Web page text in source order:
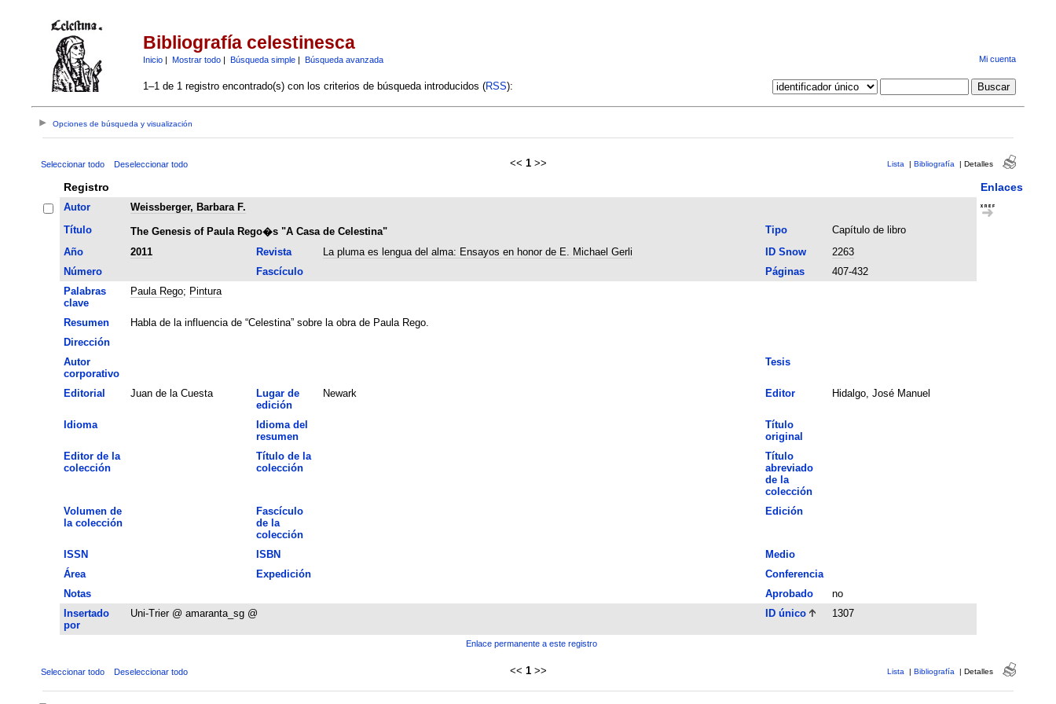
Bibliografía celestinesca
Inicio| Mostrar todo| Búsqueda simple| Búsqueda avanzada Mi cuenta
1–1 de 1 registro encontrado(s) con los criterios de búsqueda introducidos (RSS):
Opciones de búsqueda y visualización
Seleccionar todo Deseleccionar todo << 1 >> Lista | Bibliografía | Detalles
Registro Enlaces
Autor
Weissberger, Barbara F.
Título
The Genesis of Paula Rego�s "A Casa de Celestina" Tipo
Capítulo de libro
Año
2011 Revista La pluma es lengua del alma: Ensayos en honor de E. Michael Gerli ID Snow
2263
Número
Fascículo Páginas
407-432
Palabras
clave
Paula Rego; Pintura
Resumen
Habla de la influencia de “Celestina” sobre la obra de Paula Rego.
Dirección
Autor
corporativo
Tesis
Editorial Juan de la Cuesta
Lugar de
edición
Newark Editor Hidalgo, José Manuel
Idioma
Idioma del
resumen
Título
original
Editor de la
colección
Título de la
colección
Título
abreviado
de la
colección
Volumen de
la colección
Fascículo
de la
colección
Edición
ISSN ISBN
Medio
Área
Expedición
Conferencia
Notas
Aprobado
no
Insertado
por
Uni-Trier @ amaranta_sg @ ID único 1307
Enlace permanente a este registro
Seleccionar todo Deseleccionar todo << 1 >> Lista | Bibliografía | Detalles